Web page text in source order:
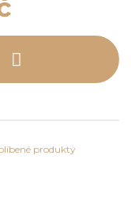
produkty